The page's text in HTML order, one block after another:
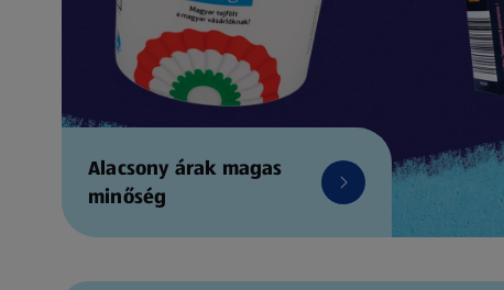
Alacsony árak magas
minőség